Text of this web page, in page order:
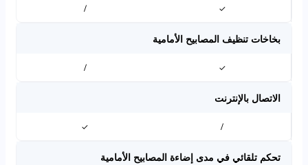
✓
/
بخاخات تنظيف المصابيح الأمامية
✓
/
الاتصال بالإنترنت
/
✓
تحكم تلقائي في مدى إضاءة المصابيح الأمامية